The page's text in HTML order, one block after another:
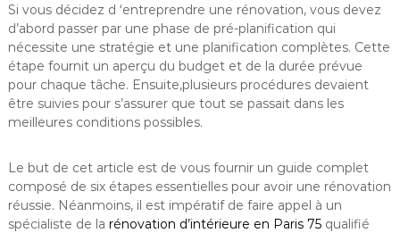
Si vous décidez d ‘entreprendre une rénovation, vous devez
d’abord passer par une phase de pré-planification qui
nécessite une stratégie et une planification complètes. Cette
étape fournit un aperçu du budget et de la durée prévue
pour chaque tâche. Ensuite,plusieurs procédures devaient
être suivies pour s’assurer que tout se passait dans les
meilleures conditions possibles.
Le but de cet article est de vous fournir un guide complet
composé de six étapes essentielles pour avoir une rénovation
réussie. Néanmoins, il est impératif de faire appel à un
spécialiste de la rénovation d’intérieure en Paris 75qualifié